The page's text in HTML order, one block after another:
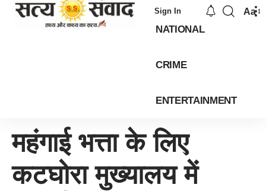
NATIONAL
CRIME
ENTERTAINMENT
Sign In Aa
महंगाई भत्ता के लिए
कटघोरा मुख्यालय में